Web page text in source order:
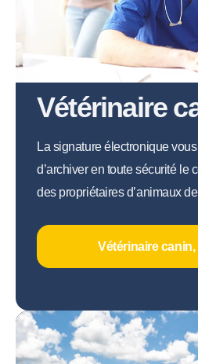
Vétérinaire
La signature électronique
d’archiver en toute sécurité le
des propriétaires d’animaux
Vétérinaire